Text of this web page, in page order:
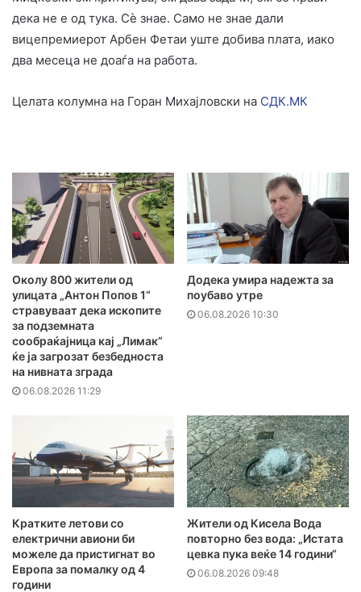
дека не е од тука. Сѐ знае. Само не знае дали
вицепремиерот Арбен Фетаи уште добива плата, иако
два месеца не доаѓа на работа.
Целата колумна на Горан Михајловски на СДК.МК
Околу 800 жители од
улицата „Антон Попов 1“
стравуваат дека ископите
за подземната
сообраќајница кај „Лимак“
ќе ја загрозат безбедноста
на нивната зграда
06.08.2026 11:29
Додека умира надежта за
поубаво утре
06.08.2026 10:30
Кратките летови со
електрични авиони би
можеле да пристигнат во
Европа за помалку од 4
години
Жители од Кисела Вода
повторно без вода: „Истата
цевка пука веќе 14 години“
06.08.2026 09:48